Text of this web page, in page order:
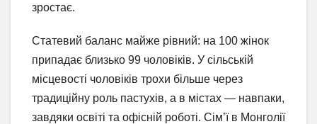
зростає.
Статевий баланс майже рівний: на 100 жінок
припадає близько 99 чоловіків. У сільській
місцевості чоловіків трохи більше через
традиційну роль пастухів, а в містах — навпаки,
завдяки освіті та офісній роботі. Сім’ї в Монголії